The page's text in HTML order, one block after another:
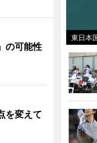
の可能性
を変えて
東日本